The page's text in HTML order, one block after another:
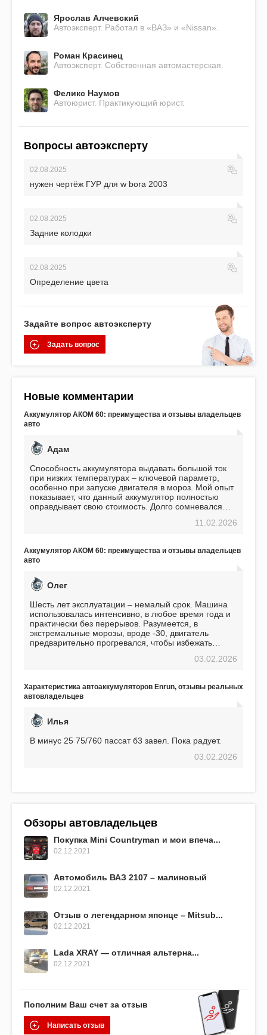
Ярослав Алчевский
Автоэксперт. Работал в «ВАЗ» и «Nissan».
Роман Красинец
Автоэксперт. Собственная автомастерская.
Феликс Наумов
Автоюрист. Практикующий юрист.
Вопросы автоэксперту
02.08.2025
нужен чертёж ГУР для w bora 2003
02.08.2025
Задние колодки
02.08.2025
Определение цвета
Задайте вопрос автоэксперту
Задать вопрос
Новые комментарии
Аккумулятор АКОМ 60: преимущества и отзывы владельцев
авто
Адам
Способность аккумулятора выдавать большой ток
при низких температурах – ключевой параметр,
особенно при запуске двигателя в мороз. Мой опыт
показывает, что данный аккумулятор полностью
оправдывает свою стоимость. Долго сомневался
пожалел. Считаю, что это отличное вложение,11.02.2026
Аккумулятор АКОМ 60: преимущества и отзывы владельцев
авто
Олег
Шесть лет эксплуатации – немалый срок. Машина
использовалась интенсивно, в любое время года и
практически без перерывов. Разумеется, в
экстремальные морозы, вроде -30, двигатель
предварительно прогревался, чтобы избежать
использования не было ни единой поломки,
EFB 75. Судя по характеристикам, он даже
превосходит предыдущую модель.
03.02.2026
Характеристика автоаккумуляторов Enrun, отзывы реальных
автовладельцев
Илья
В минус 25 75/760 пассат б3 завел. Пока радует.
03.02.2026
Обзоры автовладельцев
Покупка Mini Countryman и мои впеча...
02.12.2021
Автомобиль ВАЗ 2107 – малиновый
02.12.2021
Отзыв о легендарном японце – Mitsub...
02.12.2021
Lada XRAY — отличная альтерна...
02.12.2021
Пополним Ваш счет за отзыв
Написать отзыв